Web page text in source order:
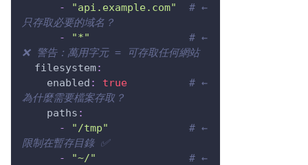
-
"api.example.com"
# ←
只存取必要的域名？
-
"*"
# ←
❌ 警告：萬用字元 = 可存取任何網站
filesystem:
enabled : true
# ←
為什麼需要檔案存取？
paths :
-
"/tmp"
# ←
限制在暫存目錄 ✅
-
"~/"
# ←